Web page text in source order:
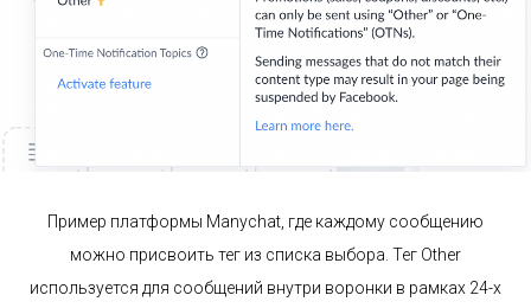
Пример платформы Manychat, где каждому сообщению
можно присвоить тег из списка выбора. Тег Other
используется для сообщений внутри воронки в рамках 24-х